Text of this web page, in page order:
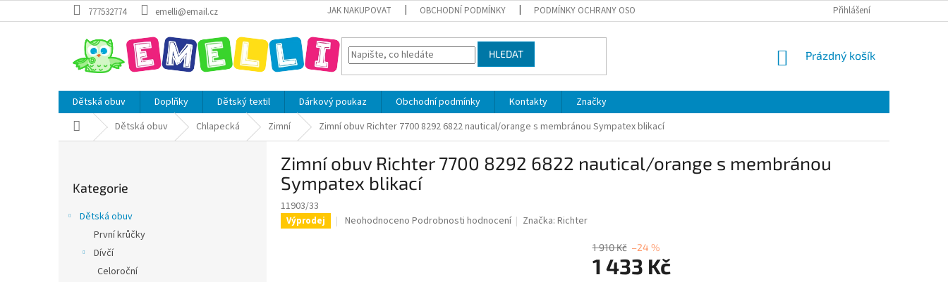
na
777532774 emelli@email.cz JAK NAKUPOVAT OBCHODNÍ PODMÍNKY PODMÍNKY OCHRANY OSOBNÍCH ÚDAJŮ VÝMĚNA A VRÁCENÍ ZBOŽÍ
Přihlášení
HLEDAT
NÁKUPNÍ
Prázdný košík
Dětská obuv Doplňky Dětský textil Dárkový poukaz Obchodní podmínky Kontakty
Značky
Domů Dětská obuv Chlapecká Zimní Zimní obuv Richter 7700 8292 6822 nautical/orange s membránou Sympatex blikací
kategorie
Kategorie
Dětská obuv
První krůčky
Dívčí
Celoroční
Zimní obuv Richter 7700 8292 6822 nautical/orange s membránou
Sympatex blikací
11903/33
Výprodej
Průměrné
Neohodnoceno Podrobnosti hodnocení Značka:Richter
1 910 Kč –24 %
1 433 Kč